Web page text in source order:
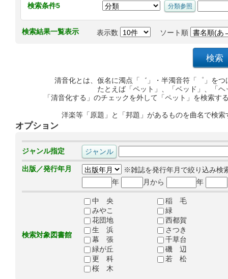
検索条件5
検索結果一覧表示 表示数 ソート順
清音化とは、仮名に濁点「゛」・半濁音符「゜」を
たとえば「ペット」、「ベッド」、「
「清音化する」のチェックを外して「ペット」を検索
洋楽等「原題」と「邦題」があるものを曲名で検
オプション
ジャンル指定
出版／発行年月
※雑誌を発行年月で絞り込み検
年
月から 年
検索対象図書館
中 央
稲 毛
みやこ
緑
花団地
西都賀
生 浜
さつき
幕 張
千草台
緑が丘
磯 辺
更 科
若 松
桜 木